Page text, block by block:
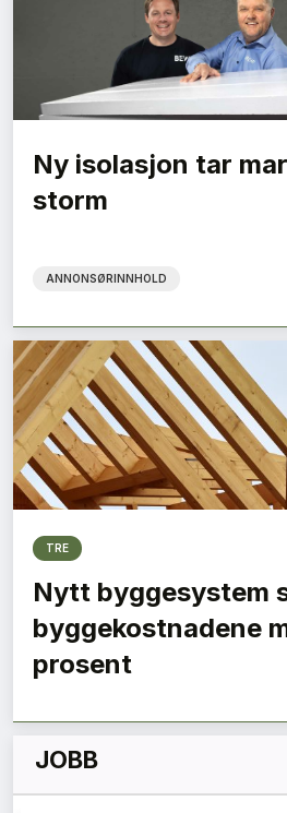
Vi Bygger Vestland 2026
Byggenæringens
Ny isolasjon tar
storm
ANNONSØRINNHOLD
TRE
Nytt byggesystem
byggekostnadene
prosent
JOBB